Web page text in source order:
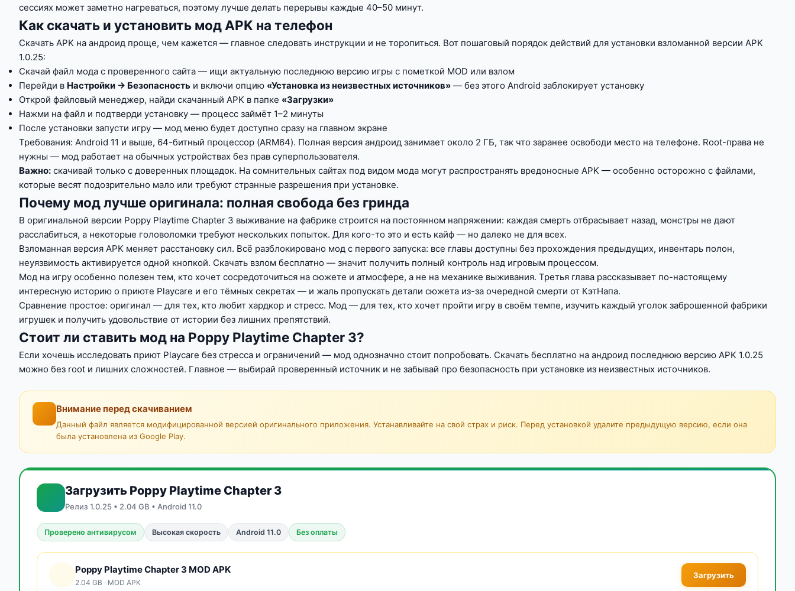
сессиях может заметно нагреваться, поэтому лучше делать перерывы каждые 40–50 минут.
Как скачать и установить мод APK на телефон
Скачать APK на андроид проще, чем кажется — главное следовать инструкции и не торопиться. Вот пошаговый порядок действий для установки взломанной версии APK
1.0.25:
Скачай файл мода с проверенного сайта — ищи актуальную последнюю версию игры с пометкой MOD или взлом
Перейди в Настройки → Безопасность и включи опцию «Установка из неизвестных источников» — без этого Android заблокирует установку
Открой файловый менеджер, найди скачанный APK в папке «Загрузки»
Нажми на файл и подтверди установку — процесс займёт 1–2 минуты
После установки запусти игру — мод меню будет доступно сразу на главном экране
Требования: Android 11 и выше, 64-битный процессор (ARM64). Полная версия андроид занимает около 2 ГБ, так что заранее освободи место на телефоне. Root-права не
нужны — мод работает на обычных устройствах без прав суперпользователя.
Важно: скачивай только с доверенных площадок. На сомнительных сайтах под видом мода могут распространять вредоносные APK — особенно осторожно с файлами,
которые весят подозрительно мало или требуют странные разрешения при установке.
Почему мод лучше оригинала: полная свобода без гринда
В оригинальной версии Poppy Playtime Chapter 3 выживание на фабрике строится на постоянном напряжении: каждая смерть отбрасывает назад, монстры не дают
расслабиться, а некоторые головоломки требуют нескольких попыток. Для кого-то это и есть кайф — но далеко не для всех.
Взломанная версия APK меняет расстановку сил. Всё разблокировано мод с первого запуска: все главы доступны без прохождения предыдущих, инвентарь полон,
неуязвимость активируется одной кнопкой. Скачать взлом бесплатно — значит получить полный контроль над игровым процессом.
Мод на игру особенно полезен тем, кто хочет сосредоточиться на сюжете и атмосфере, а не на механике выживания. Третья глава рассказывает по-настоящему
интересную историю о приюте Playcare и его тёмных секретах — и жаль пропускать детали сюжета из-за очередной смерти от КэтНапа.
Сравнение простое: оригинал — для тех, кто любит хардкор и стресс. Мод — для тех, кто хочет пройти игру в своём темпе, изучить каждый уголок заброшенной фабрики
игрушек и получить удовольствие от истории без лишних препятствий.
Стоит ли ставить мод на Poppy Playtime Chapter 3?
Если хочешь исследовать приют Playcare без стресса и ограничений — мод однозначно стоит попробовать. Скачать бесплатно на андроид последнюю версию APK 1.0.25
можно без root и лишних сложностей. Главное — выбирай проверенный источник и не забывай про безопасность при установке из неизвестных источников.
Внимание перед скачиванием
Данный файл является модифицированной версией оригинального приложения. Устанавливайте на свой страх и риск. Перед установкой удалите предыдущую версию, если она
была установлена из Google Play.
Загрузить Poppy Playtime Chapter 3
Релиз 1.0.25 • 2.04 GB • Android 11.0
Проверено антивирусом Высокая скорость Android 11.0 Без оплаты
Poppy Playtime Chapter 3 MOD APK
2.04 GB · MOD APK
Загрузить